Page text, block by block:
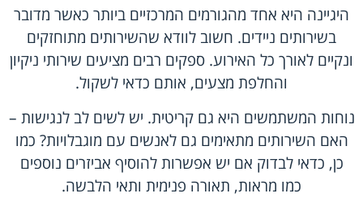
היגיינה היא אחד מהגורמים המרכזיים ביותר כאשר מדובר
בשירותים ניידים. חשוב לוודא שהשירותים מתוחזקים
ונקיים לאורך כל האירוע. ספקים רבים מציעים שירותי ניקיון
והחלפת מצעים, אותם כדאי לשקול.
נוחות המשתמשים היא גם קריטית. יש לשים לב לנגישות –
האם השירותים מתאימים גם לאנשים עם מוגבלויות? כמו
כן, כדאי לבדוק אם יש אפשרות להוסיף אביזרים נוספים
כמו מראות, תאורה פנימית ותאי הלבשה.